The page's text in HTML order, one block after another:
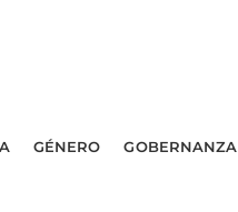
GÉNERO GOBERNANZA